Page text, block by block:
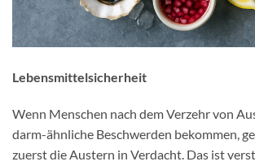
Lebensmittelsicherheit
Wenn Menschen nach dem Verzehr von
darm-ähnliche Beschwerden bekommen,
zuerst die Austern in Verdacht. Das ist